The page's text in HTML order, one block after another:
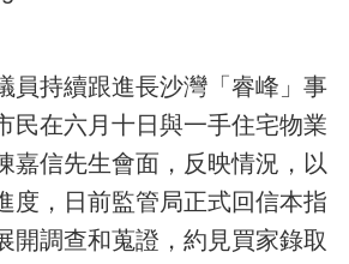
員持續跟進長沙灣「睿峰」事
民在六月十日與一手住宅物業
嘉信先生會面，反映情況，以
度，日前監管局正式回信本指
開調查和蒐證，約見買家錄取